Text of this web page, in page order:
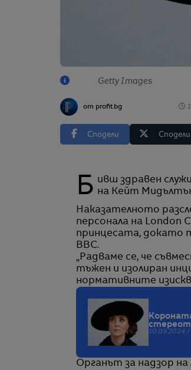
Getty Images
от profit.bg
Сподели Сподели
Бивш здравен служител е опитал да се сдобие и продаде медицинските документи на Кейт
Наказателното
персонала на London
принцесата, докато
BBC.
„Радваме се, че
тъжен и изолиран
нормативните
10.09.2024 /
Органът за надзор